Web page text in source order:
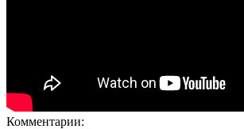
Комментарии: